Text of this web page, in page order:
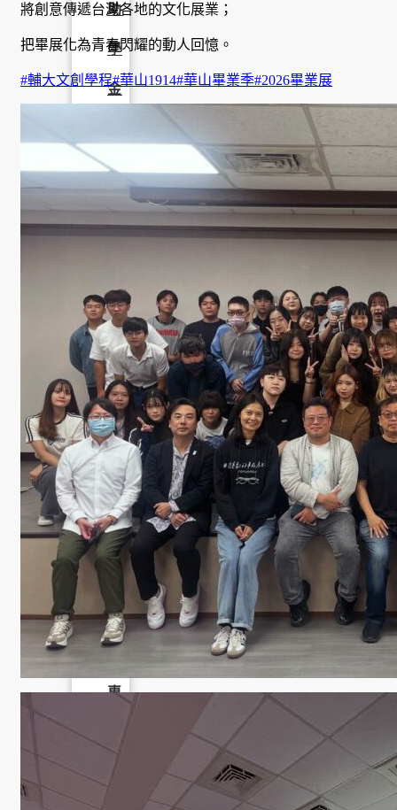
助
學
金
介
師資陣
容
訊
成果發
表
活動集
錦
大
學
社
會
任
USR
專
將創意傳遞台灣各地的文化展業；
把畢展化為青春閃耀的動人回憶。
#輔大文創學程#華山1914#華山畢業季#2026畢業展